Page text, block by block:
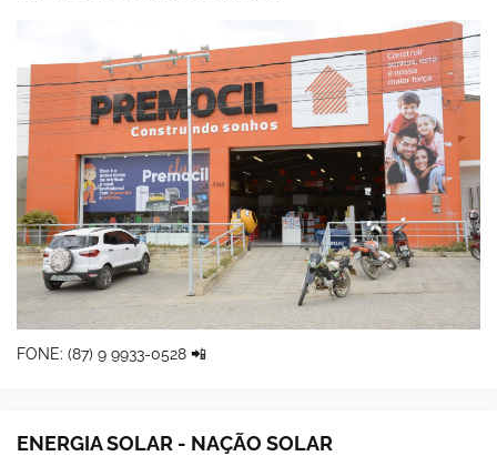
FONE: (87) 9 9933-0528 📲
ENERGIA SOLAR - NAÇÃO SOLAR